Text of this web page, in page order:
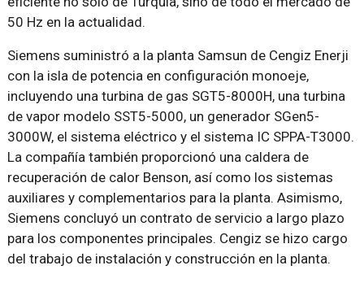
50 Hz en la actualidad.
Siemens suministró a la planta Samsun de Cengiz Enerji
con la isla de potencia en configuración monoeje,
incluyendo una turbina de gas SGT5-8000H, una turbina
de vapor modelo SST5-5000, un generador SGen5-
3000W, el sistema eléctrico y el sistema IC SPPA-T3000.
La compañía también proporcionó una caldera de
recuperación de calor Benson, así como los sistemas
auxiliares y complementarios para la planta. Asimismo,
Siemens concluyó un contrato de servicio a largo plazo
para los componentes principales. Cengiz se hizo cargo
del trabajo de instalación y construcción en la planta.